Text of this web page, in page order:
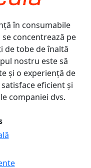
în consumabile
concentrează pe
de tobe de înaltă
nostru este să
și o experiență de
eficient și
companiei dvs.